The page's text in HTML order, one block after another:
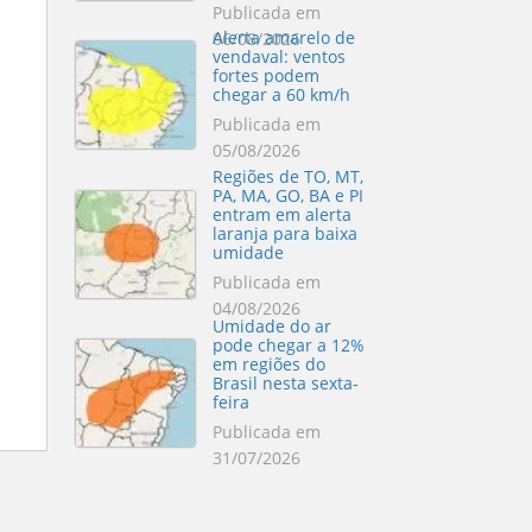
Publicada em
06/08/2026
Alerta amarelo de
vendaval: ventos
fortes podem
chegar a 60 km/h
Publicada em
05/08/2026
Regiões de TO, MT,
PA, MA, GO, BA e PI
entram em alerta
laranja para baixa
umidade
Publicada em
04/08/2026
Umidade do ar
pode chegar a 12%
em regiões do
Brasil nesta sexta-
feira
Publicada em
31/07/2026